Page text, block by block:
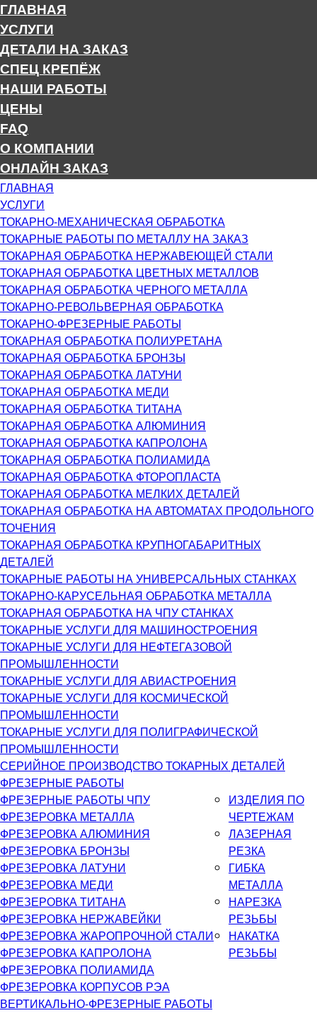
ГЛАВНАЯ
УСЛУГИ
ДЕТАЛИ НА ЗАКАЗ
СПЕЦ КРЕПЁЖ
НАШИ РАБОТЫ
ЦЕНЫ
FAQ
О КОМПАНИИ
ОНЛАЙН ЗАКАЗ
ГЛАВНАЯ
УСЛУГИ
ТОКАРНО-МЕХАНИЧЕСКАЯ ОБРАБОТКА
ТОКАРНЫЕ РАБОТЫ ПО МЕТАЛЛУ НА ЗАКАЗ
ТОКАРНАЯ ОБРАБОТКА НЕРЖАВЕЮЩЕЙ СТАЛИ
ТОКАРНАЯ ОБРАБОТКА ЦВЕТНЫХ МЕТАЛЛОВ
ТОКАРНАЯ ОБРАБОТКА ЧЕРНОГО МЕТАЛЛА
ТОКАРНО-РЕВОЛЬВЕРНАЯ ОБРАБОТКА
ТОКАРНО-ФРЕЗЕРНЫЕ РАБОТЫ
ТОКАРНАЯ ОБРАБОТКА ПОЛИУРЕТАНА
ТОКАРНАЯ ОБРАБОТКА БРОНЗЫ
ТОКАРНАЯ ОБРАБОТКА ЛАТУНИ
ТОКАРНАЯ ОБРАБОТКА МЕДИ
ТОКАРНАЯ ОБРАБОТКА ТИТАНА
ТОКАРНАЯ ОБРАБОТКА АЛЮМИНИЯ
ТОКАРНАЯ ОБРАБОТКА КАПРОЛОНА
ТОКАРНАЯ ОБРАБОТКА ПОЛИАМИДА
ТОКАРНАЯ ОБРАБОТКА ФТОРОПЛАСТА
ТОКАРНАЯ ОБРАБОТКА МЕЛКИХ ДЕТАЛЕЙ
ТОКАРНАЯ ОБРАБОТКА НА АВТОМАТАХ ПРОДОЛЬНОГО
ТОЧЕНИЯ
ТОКАРНАЯ ОБРАБОТКА КРУПНОГАБАРИТНЫХ
ДЕТАЛЕЙ
ТОКАРНЫЕ РАБОТЫ НА УНИВЕРСАЛЬНЫХ СТАНКАХ
ТОКАРНО-КАРУСЕЛЬНАЯ ОБРАБОТКА МЕТАЛЛА
ТОКАРНАЯ ОБРАБОТКА НА ЧПУ СТАНКАХ
ТОКАРНЫЕ УСЛУГИ ДЛЯ МАШИНОСТРОЕНИЯ
ТОКАРНЫЕ УСЛУГИ ДЛЯ НЕФТЕГАЗОВОЙ
ПРОМЫШЛЕННОСТИ
ТОКАРНЫЕ УСЛУГИ ДЛЯ АВИАСТРОЕНИЯ
ТОКАРНЫЕ УСЛУГИ ДЛЯ КОСМИЧЕСКОЙ
ПРОМЫШЛЕННОСТИ
ТОКАРНЫЕ УСЛУГИ ДЛЯ ПОЛИГРАФИЧЕСКОЙ
ПРОМЫШЛЕННОСТИ
СЕРИЙНОЕ ПРОИЗВОДСТВО ТОКАРНЫХ ДЕТАЛЕЙ
ФРЕЗЕРНЫЕ РАБОТЫ
ФРЕЗЕРНЫЕ РАБОТЫ ЧПУ
ФРЕЗЕРОВКА МЕТАЛЛА
ФРЕЗЕРОВКА АЛЮМИНИЯ
ФРЕЗЕРОВКА БРОНЗЫ
ФРЕЗЕРОВКА ЛАТУНИ
ФРЕЗЕРОВКА МЕДИ
ФРЕЗЕРОВКА ТИТАНА
ФРЕЗЕРОВКА НЕРЖАВЕЙКИ
ФРЕЗЕРОВКА ЖАРОПРОЧНОЙ СТАЛИ
ФРЕЗЕРОВКА КАПРОЛОНА
ФРЕЗЕРОВКА ПОЛИАМИДА
ФРЕЗЕРОВКА КОРПУСОВ РЭА
ВЕРТИКАЛЬНО-ФРЕЗЕРНЫЕ РАБОТЫ
ИЗДЕЛИЯ ПО
ЧЕРТЕЖАМ
ЛАЗЕРНАЯ
РЕЗКА
ГИБКА
МЕТАЛЛА
НАРЕЗКА
РЕЗЬБЫ
НАКАТКА
РЕЗЬБЫ